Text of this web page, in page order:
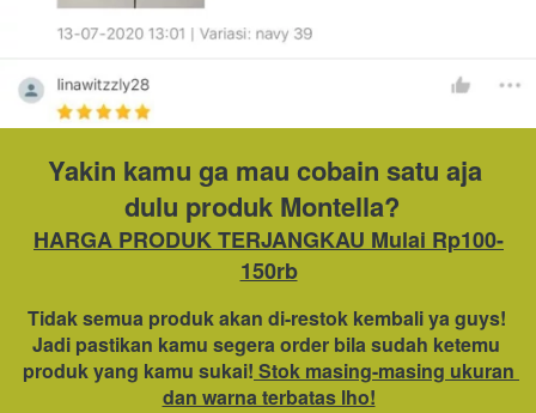
Yakin kamu ga mau cobain satu aja
dulu produk Montella?
HARGA PRODUK TERJANGKAU Mulai Rp100-
150rb
Tidak semua produk akan di-restok kembali ya guys!
Jadi pastikan kamu segera order bila sudah ketemu
produk yang kamu sukai! Stok masing-masing ukuran
dan warna terbatas lho!